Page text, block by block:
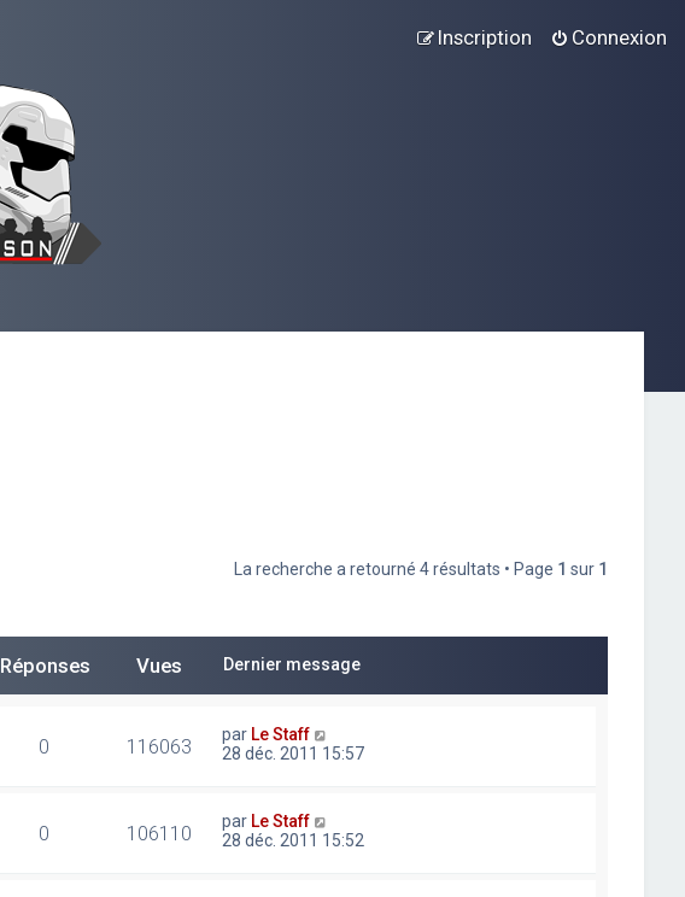
Connexion
Inscription
La recherche a retourné 4 résultats • Page 1 sur 1
Réponses Vues Dernier message
0 116063 par Le Staff
28 déc. 2011 15:57
0 106110 par Le Staff
28 déc. 2011 15:52